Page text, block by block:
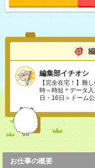
編集部イチオシ
【完全在宅！】難
時～時短＊データ
日・16日＞ドーム
お仕事の概要